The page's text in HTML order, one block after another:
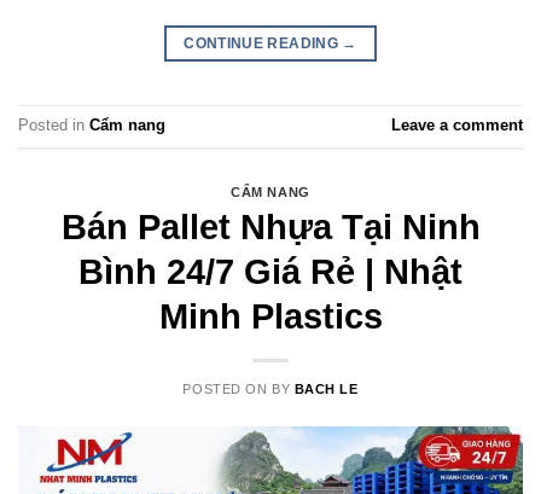
CONTINUE READING →
Posted in Cẩm nang Leave a comment
CẨM NANG
Bán Pallet Nhựa Tại Ninh
Bình 24/7 Giá Rẻ | Nhật
Minh Plastics
POSTED ON BY BACH LE